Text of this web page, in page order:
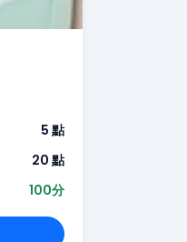
5 點
20 點
100分